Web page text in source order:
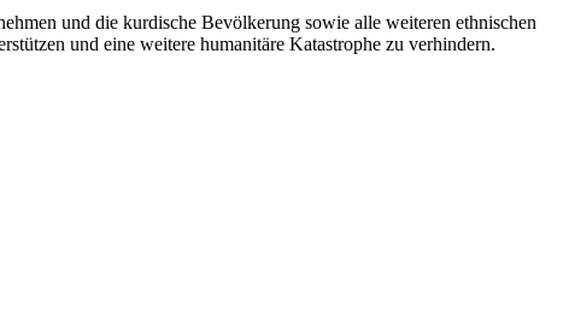
und die kurdische Bevölkerung sowie alle weiteren ethnischen
und eine weitere humanitäre Katastrophe zu verhindern.